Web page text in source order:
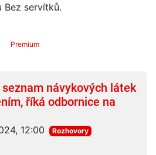
Bez servítků.
Premium
návykových látek
říká odbornice na
12:00
Rozhovory